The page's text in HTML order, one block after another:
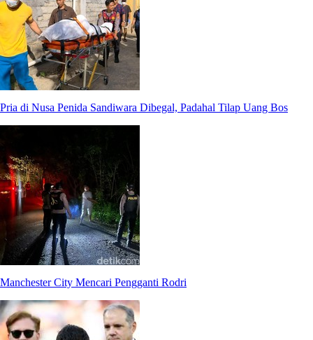
Pria di Nusa Penida Sandiwara Dibegal, Padahal Tilap Uang Bos
Manchester City Mencari Pengganti Rodri